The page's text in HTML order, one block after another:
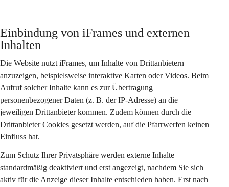
Einbindung von iFrames und externen
Inhalten
Die Website nutzt iFrames, um Inhalte von Drittanbietern
anzuzeigen, beispielsweise interaktive Karten oder Videos. Beim
Aufruf solcher Inhalte kann es zur Übertragung
personenbezogener Daten (z. B. der IP-Adresse) an die
jeweiligen Drittanbieter kommen. Zudem können durch die
Drittanbieter Cookies gesetzt werden, auf die Pfarrwerfen keinen
Einfluss hat.
Zum Schutz Ihrer Privatsphäre werden externe Inhalte
standardmäßig deaktiviert und erst angezeigt, nachdem Sie sich
aktiv für die Anzeige dieser Inhalte entschieden haben. Erst nach